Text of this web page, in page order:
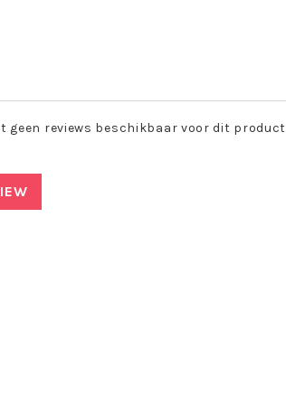
geen reviews beschikbaar voor dit product